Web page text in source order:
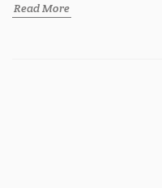
Read More